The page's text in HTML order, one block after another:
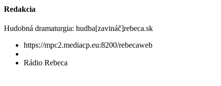
Redakcia
Hudobná dramaturgia: hudba[zavináč]rebeca.sk
https://mpc2.mediacp.eu:8200/rebecaweb
Rádio Rebeca